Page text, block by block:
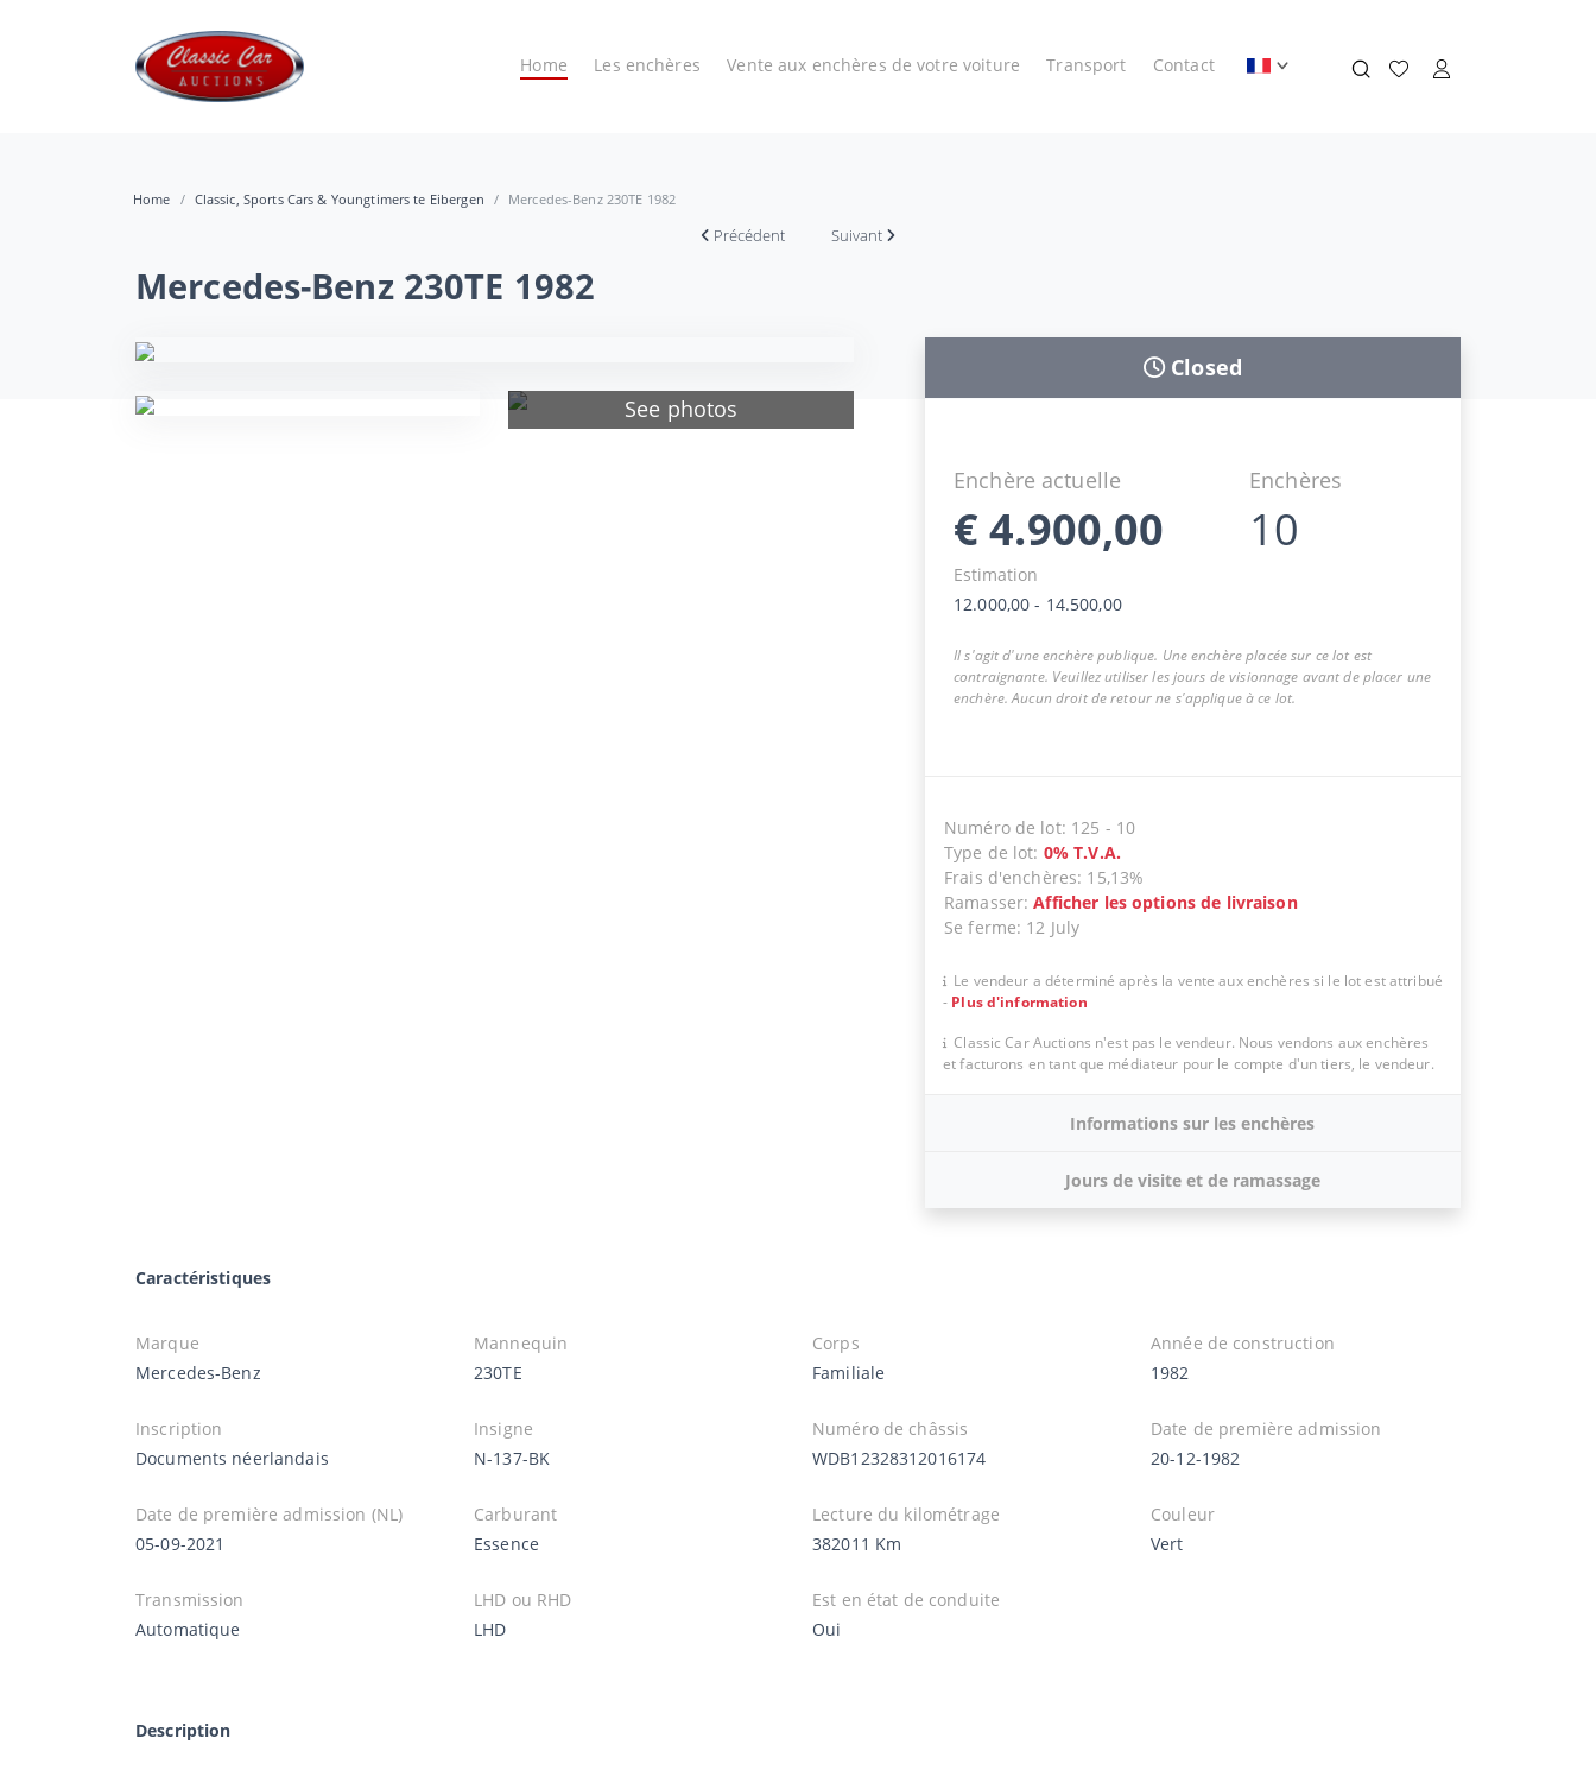
Home Les enchères Vente aux enchères de votre voiture Transport Contact
Home Classic, Sports Cars & Youngtimers te Eibergen Mercedes-Benz 230TE 1982
Précédent Suivant
Mercedes-Benz 230TE 1982
See photos
Closed
Enchère actuelle
€4.900,00
Enchères
10
Estimation
12.000,00 - 14.500,00
Il s'agit d'une enchère publique. Une enchère placée sur ce lot est
contraignante. Veuillez utiliser les jours de visionnage avant de placer une
enchère. Aucun droit de retour ne s'applique à ce lot.
Numéro de lot: 125 - 10
Type de lot: 0% T.V.A.
Frais d'enchères: 15,13%
Ramasser:Afficher les options de livraison
Se ferme: 12 July
Le vendeur a déterminé après la vente aux enchères si le lot est attribué
- Plus d'information
Classic Car Auctions n'est pas le vendeur. Nous vendons aux enchères
et facturons en tant que médiateur pour le compte d'un tiers, le vendeur.
Informations sur les enchères
Jours de visite et de ramassage
Caractéristiques
Marque
Mercedes-Benz
Mannequin
230TE
Corps
Familiale
Année de construction
1982
Inscription
Documents néerlandais
Insigne
N-137-BK
Numéro de châssis
WDB12328312016174
Date de première admission
20-12-1982
Date de première admission (NL)
05-09-2021
Carburant
Essence
Lecture du kilométrage
382011 Km
Couleur
Vert
Transmission
Automatique
LHD ou RHD
LHD
Est en état de conduite
Oui
Description